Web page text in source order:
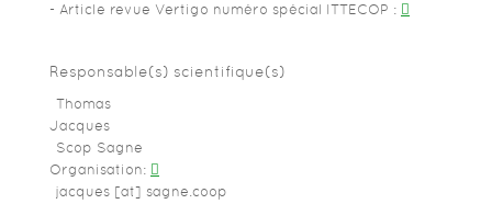
Article revue Vertigo numéro spécial ITTECOP :
Responsable(s) scientifique(s)
Thomas
Jacques
Scop Sagne
Organisation:
jacques [at] sagne.coop